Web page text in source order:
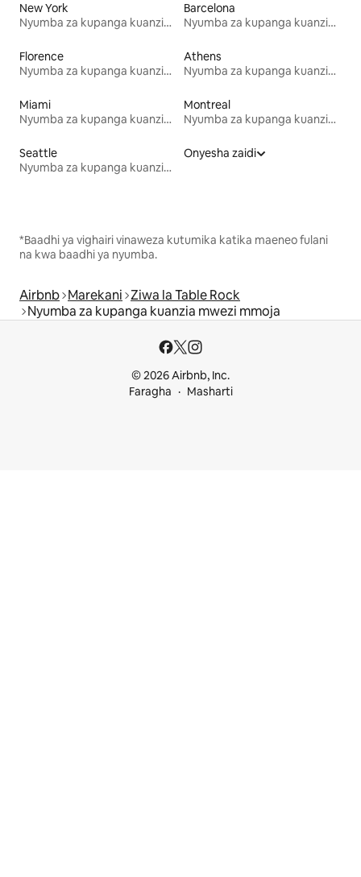
New York
Nyumba za kupanga kuanzia mwezi mmoja
Barcelona
Nyumba za kupanga kuanzia mwezi mmoja
Florence
Nyumba za kupanga kuanzia mwezi mmoja
Athens
Nyumba za kupanga kuanzia mwezi mmoja
Miami
Nyumba za kupanga kuanzia mwezi mmoja
Montreal
Nyumba za kupanga kuanzia mwezi mmoja
Seattle
Nyumba za kupanga kuanzia mwezi mmoja
Onyesha zaidi
*Baadhi ya vighairi vinaweza kutumika katika maeneo fulani
na kwa baadhi ya nyumba.
Airbnb Marekani Ziwa la Table Rock
Nyumba za kupanga kuanzia mwezi mmoja
© 2026 Airbnb, Inc.
Faragha
Masharti